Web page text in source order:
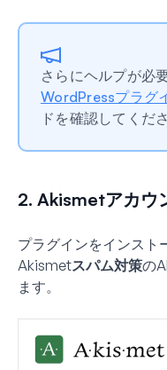
さらにヘルプが必
WordPressプラグ
ドを確認してくださ
2. Akismetアカウ
プラグインをインスト
Akismetスパム対策の
ます。